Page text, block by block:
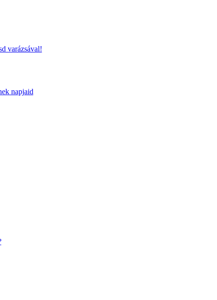
varázsával!
napjaid